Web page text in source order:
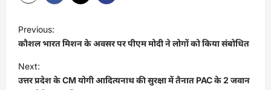
P
o
s
t
Previous:
कौशल भारत मिशन के अवसर पर पीएम मोदी ने लोगों को किया संबोधित
Next:
उत्तर प्रदेश के CM योगी आदित्यनाथ की सुरक्षा में तैनात PAC के 2 जवान